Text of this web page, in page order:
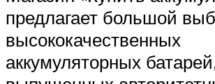
предлагает большой
высококачественных
аккумуляторных